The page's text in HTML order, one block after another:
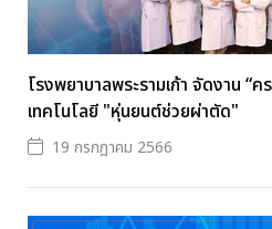
โรงพยาบาลพระรามเก้า จัดงาน “
เทคโนโลยี "หุ่นยนต์ช่วยผ่าตัด"
19 กรกฎาคม 2566